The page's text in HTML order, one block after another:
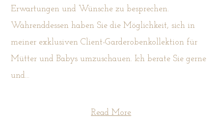
Erwartungen und Wünsche zu besprechen.
Währenddessen haben Sie die Möglichkeit, sich in
meiner exklusiven Client-Garderobenkollektion für
Mütter und Babys umzuschauen. Ich berate Sie gerne
und...
Read More